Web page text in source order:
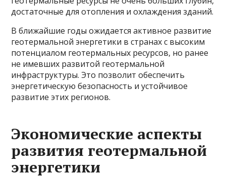
достаточные для отопления и охлаждения зданий.
В ближайшие годы ожидается активное развитие
геотермальной энергетики в странах с высоким
потенциалом геотермальных ресурсов, но ранее
не имевших развитой геотермальной
инфраструктуры. Это позволит обеспечить
энергетическую безопасность и устойчивое
развитие этих регионов.
Экономические аспекты
развития геотермальной
энергетики